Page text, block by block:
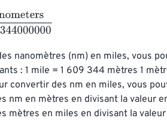
1609344000000
nanomètres (nm) en miles, vous
: 1 mile = 1 609 344 mètres 1
convertir des nm en miles, vous
nm en mètres en divisant la valeur
mètres en miles en divisant la